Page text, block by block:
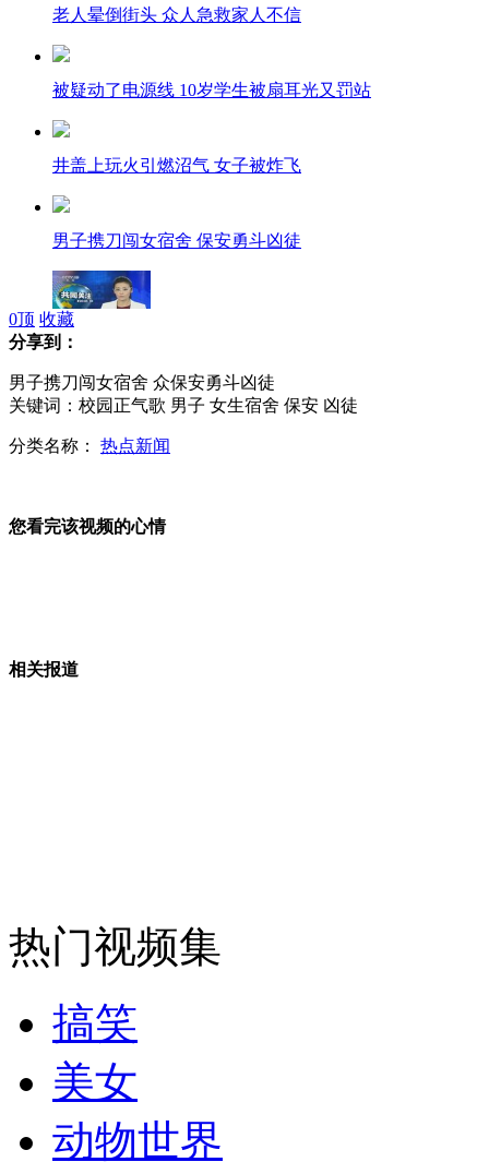
老人晕倒街头 众人急救家人不信
被疑动了电源线 10岁学生被扇耳光又罚站
井盖上玩火引燃沼气 女子被炸飞
男子携刀闯女宿舍 保安勇斗凶徒
央视女主播带白框眼镜播报新闻
无痛分娩是否安全 医生回应
外交部：反对强权政治霸凌主义
0顶 收藏
分享到：
男子携刀闯女宿舍 众保安勇斗凶徒
关键词：校园正气歌 男子 女生宿舍 保安 凶徒
分类名称： 热点新闻
您看完该视频的心情
相关报道
热门视频集
搞笑
美女
动物世界